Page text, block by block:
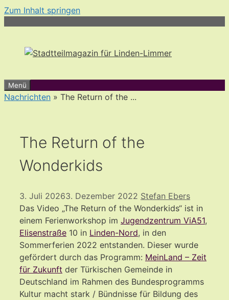
Zum Inhalt springen
Menü
Nachrichten » The Return of the ...
The Return of the
Wonderkids
3. Juli 20263. Dezember 2022 Stefan Ebers
Das Video „The Return of the Wonderkids“ ist in
einem Ferienworkshop im Jugendzentrum ViA51,
Elisenstraße 10 in Linden-Nord, in den
Sommerferien 2022 entstanden. Dieser wurde
gefördert durch das Programm: MeinLand – Zeit
für Zukunft der Türkischen Gemeinde in
Deutschland im Rahmen des Bundesprogramms
Kultur macht stark / Bündnisse für Bildung des